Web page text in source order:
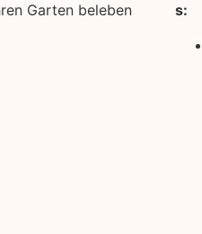
Garten beleben
s: